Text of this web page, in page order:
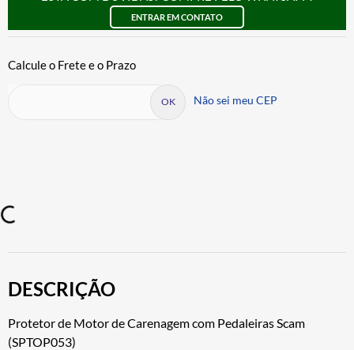
ENTRAR EM CONTATO
Não sei meu CEP
DESCRIÇÃO
Protetor de Motor de Carenagem com Pedaleiras Scam
(SPTOP053)